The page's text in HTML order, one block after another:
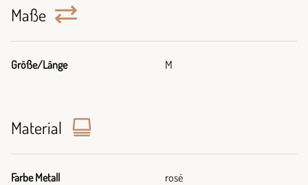
Maße
Größe/Länge M
Material
Farbe Metall rosé